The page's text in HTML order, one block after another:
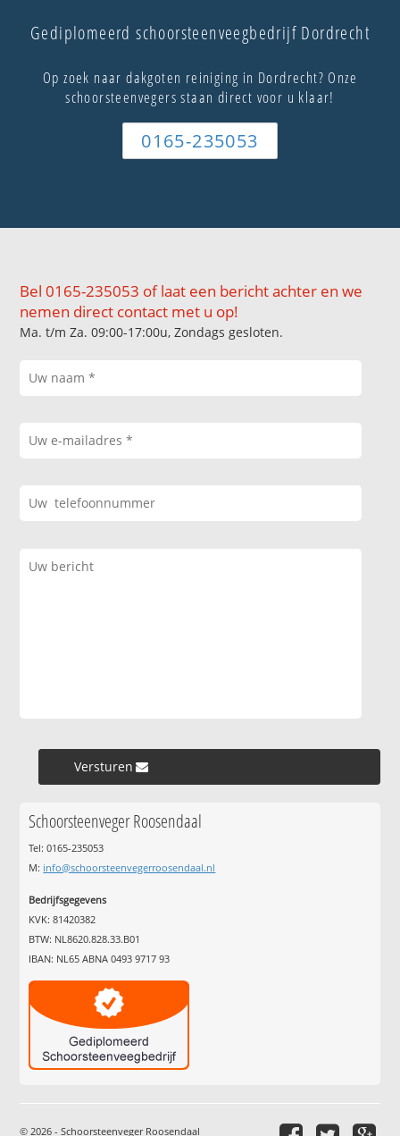
Gediplomeerd schoorsteenveegbedrijf Dordrecht
Op zoek naar dakgoten reiniging in Dordrecht? Onze
schoorsteenvegers staan direct voor u klaar!
0165-235053
Bel 0165-235053 of laat een bericht achter en we
nemen direct contact met u op!
Ma. t/m Za. 09:00-17:00u, Zondags gesloten.
Versturen »
Schoorsteenveger Roosendaal
Tel: 0165-235053
M: info@schoorsteenvegerroosendaal.nl
Bedrijfsgegevens
KVK: 81420382
BTW: NL8620.828.33.B01
IBAN: NL65 ABNA 0493 9717 93
© 2026 - Schoorsteenveger Roosendaal